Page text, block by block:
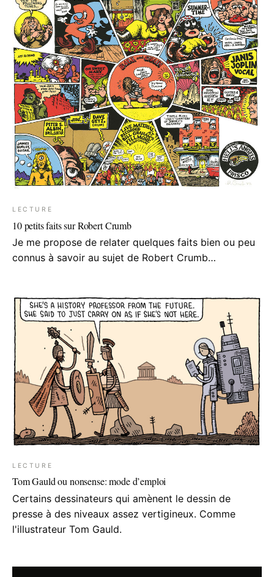
LECTURE
10 petits faits sur Robert Crumb
Je me propose de relater quelques faits bien ou peu
connus à savoir au sujet de Robert Crumb…
LECTURE
Tom Gauld ou nonsense: mode d’emploi
Certains dessinateurs qui amènent le dessin de
presse à des niveaux assez vertigineux. Comme
l'illustrateur Tom Gauld.